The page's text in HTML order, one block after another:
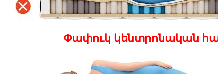
Փափուկ կենտրոնական